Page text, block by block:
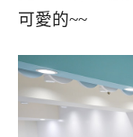
可愛的~~